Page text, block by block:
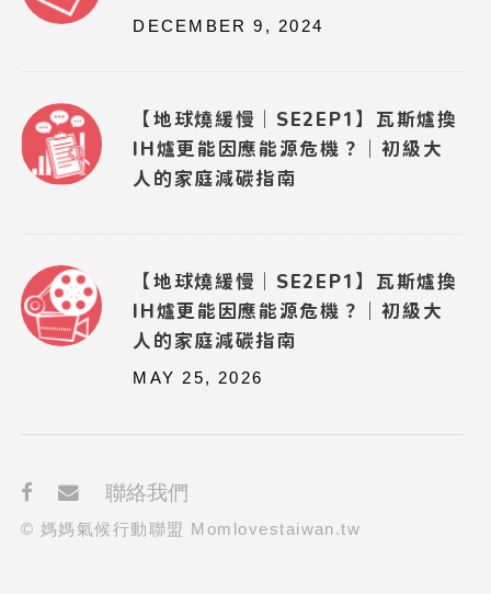
DECEMBER 9, 2024
【地球燒緩慢｜SE2EP1】瓦斯爐換
IH爐更能因應能源危機？｜初級大
人的家庭減碳指南
【地球燒緩慢｜SE2EP1】瓦斯爐換
IH爐更能因應能源危機？｜初級大
人的家庭減碳指南
MAY 25, 2026
聯絡我們
© 媽媽氣候行動聯盟 Momlovestaiwan.tw